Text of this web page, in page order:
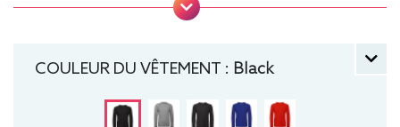
Coutures latérales, puce de taille, Lavable jusqu'à
Léger, Homme, Col rond, Bio / Organic, B&C
COULEUR DU VÊTEMENT : Black